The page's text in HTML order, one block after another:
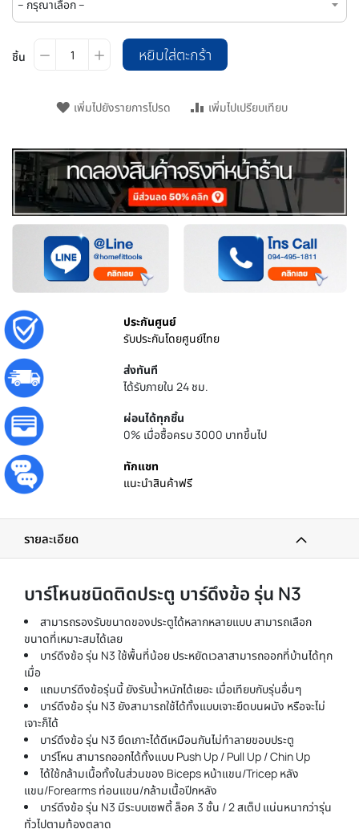
ชิ้น หยิบใส่ตะกร้า
เพิ่มไปยังรายการโปรด เพิ่มไปเปรียบเทียบ
ประกันศูนย์
รับประกันโดยศูนย์ไทย
ส่งทันที
ได้รับภายใน 24 ชม.
ผ่อนได้ทุกชิ้น
0% เมื่อซื้อครบ 3000 บาทขึ้นไป
ทักแชท
แนะนำสินค้าฟรี
รายละเอียด
บาร์โหนชนิดติดประตู บาร์ดึงข้อ รุ่น N3
สามารถรองรับขนาดของประตูได้หลากหลายแบบ สามารถเลือก
ขนาดที่เหมาะสมได้เลย
บาร์ดึงข้อ รุ่น N3 ใช้พื้นที่น้อย ประหยัดเวลาสามารถออกที่บ้านได้ทุก
เมื่อ
แถมบาร์ดึงข้อรุ่นนี้ ยังรับน้ำหนักได้เยอะ เมื่อเทียบกับรุ่นอื่นๆ
บาร์ดึงข้อ รุ่น N3 ยังสามารถใช้ได้ทั้งแบบเจาะยึดบนผนัง หรือจะไม่
เจาะก็ได้
บาร์ดึงข้อ รุ่น N3 ยึดเกาะได้ดีเหมือนกันไม่ทำลายขอบประตู
บาร์โหน สามารถออกได้ทั้งแบบ Push Up / Pull Up / Chin Up
ได้ใช้กล้ามเนื้อทั้งในส่วนของ Biceps หน้าแขน/Tricep หลัง
แขน/Forearms ท่อนแขน/กล้ามเนื้อปีกหลัง
บาร์ดึงข้อ รุ่น N3 มีระบบเซพตี้ ล็อค 3 ชั้น / 2 สเต็ป แน่นหนากว่ารุ่น
ทั่วไปตามท้องตลาด